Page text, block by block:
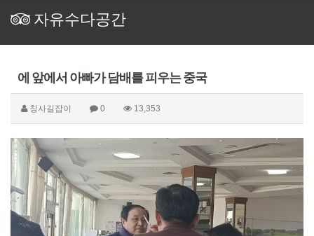
자유수다공간
에 앞에서 아빠가 담배를 피우는 중국
칭사길잡이 0 13,353